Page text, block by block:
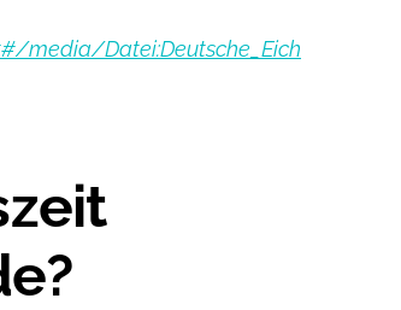
media/Datei:Deutsche_Eich